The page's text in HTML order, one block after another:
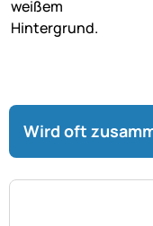
Wird oft